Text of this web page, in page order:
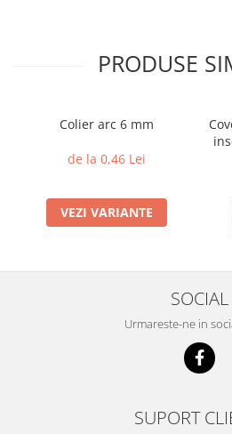
PRODUSE
Colier arc 6 mm
de la 0,46 Lei
VEZI VARIANTE
SOCIAL
Urmareste-ne in
SUPORT